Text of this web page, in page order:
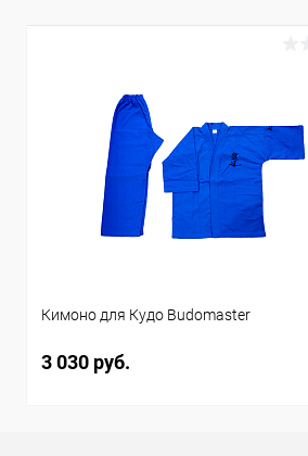
Кимоно для Кудо Budomaster
3 030 руб.